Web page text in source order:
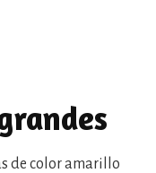
de color amarillo